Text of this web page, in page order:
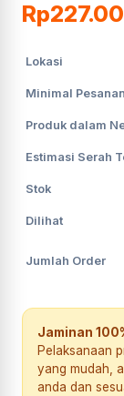
Lokasi
Minimal Pesanan
Produk dalam
Estimasi Serah
Stok
Dilihat
Jumlah Order
Jaminan
Pelaksanaan
yang mudah,
anda dan